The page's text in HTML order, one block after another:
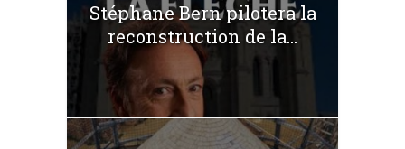
Stéphane Bern pilotera la
reconstruction de la...